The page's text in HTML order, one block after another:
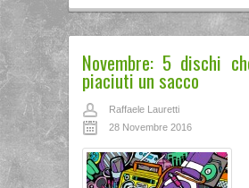
Novembre: 5 dischi
piaciuti un sacco
Raffaele Lauretti
28 Novembre 2016